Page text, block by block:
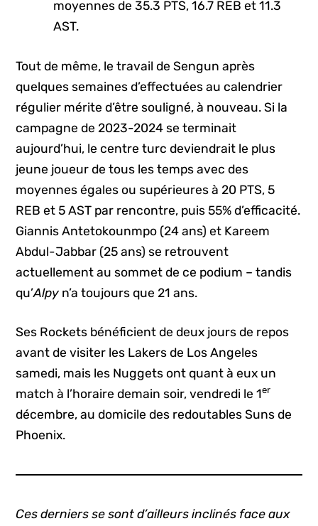
moyennes de 35.3 PTS, 16.7 REB et 11.3
AST.
Tout de même, le travail de Sengun après
quelques semaines d’effectuées au calendrier
régulier mérite d’être souligné, à nouveau. Si la
campagne de 2023-2024 se terminait
aujourd’hui, le centre turc deviendrait le plus
jeune joueur de tous les temps avec des
moyennes égales ou supérieures à 20 PTS, 5
REB et 5 AST par rencontre, puis 55% d’efficacité.
Giannis Antetokounmpo (24 ans) et Kareem
Abdul-Jabbar (25 ans) se retrouvent
actuellement au sommet de ce podium – tandis
qu’Alpy n’a toujours que 21 ans.
Ses Rockets bénéficient de deux jours de repos
avant de visiter les Lakers de Los Angeles
samedi, mais les Nuggets ont quant à eux un
match à l’horaire demain soir, vendredi le 1er
décembre, au domicile des redoutables Suns de
Phoenix.
Ces derniers se sont d’ailleurs inclinés face aux